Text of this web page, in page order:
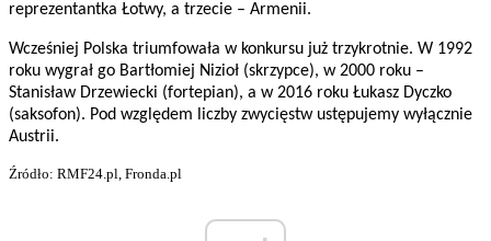
reprezentantka Łotwy, a trzecie – Armenii.
Wcześniej Polska triumfowała w konkursu już trzykrotnie. W 1992
roku wygrał go Bartłomiej Nizioł (skrzypce), w 2000 roku –
Stanisław Drzewiecki (fortepian), a w 2016 roku Łukasz Dyczko
(saksofon). Pod względem liczby zwycięstw ustępujemy wyłącznie
Austrii.
Źródło: RMF24.pl, Fronda.pl